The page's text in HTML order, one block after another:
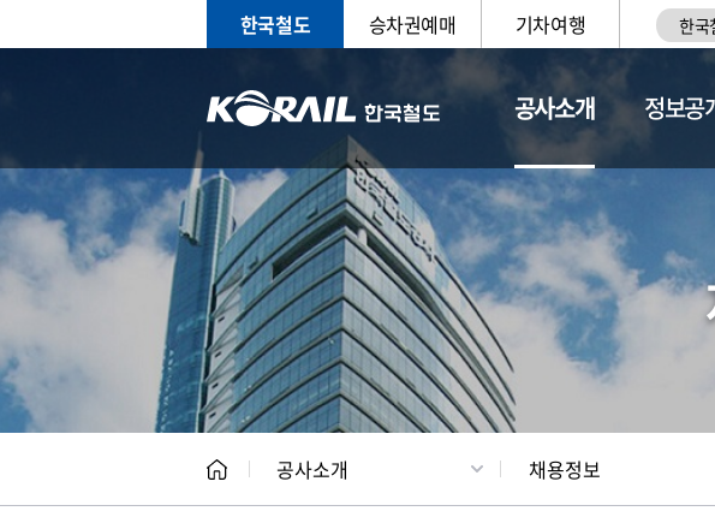
한국철도 승차권예매 기차여행 한국
공사소개
CEO 일반현황
정보공
공사소개 채용정보